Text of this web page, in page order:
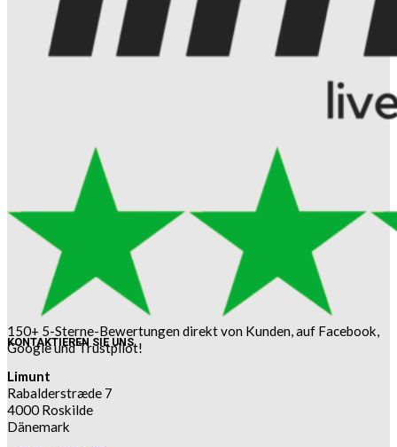
150+ 5-Sterne-Bewertungen direkt von Kunden, auf Facebook,
Google und Trustpilot!
KONTAKTIEREN SIE UNS
Limunt
Rabalderstræde 7
4000 Roskilde
Dänemark